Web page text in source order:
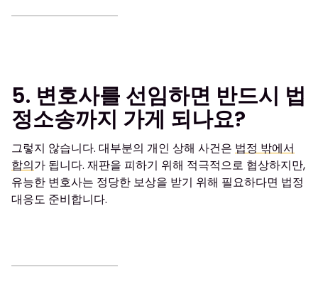
5. 변호사를 선임하면 반드시 법
정소송까지 가게 되나요?
그렇지 않습니다. 대부분의 개인 상해 사건은 법정 밖에서
합의가 됩니다. 재판을 피하기 위해 적극적으로 협상하지만,
유능한 변호사는 정당한 보상을 받기 위해 필요하다면 법정
대응도 준비합니다.